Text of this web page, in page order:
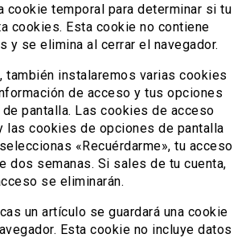
cookie temporal para determinar si tu
cookies. Esta cookie no contiene
y se elimina al cerrar el navegador.
también instalaremos varias cookies
de acceso y tus opciones
pantalla. Las cookies de acceso
las cookies de opciones de pantalla
«Recuérdarme», tu acceso
dos semanas. Si sales de tu cuenta,
se eliminarán.
un artículo se guardará una cookie
Esta cookie no incluye datos